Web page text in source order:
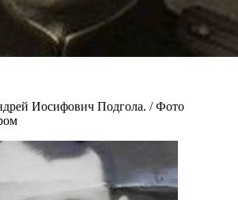
Иосифович Подгола. / Фото